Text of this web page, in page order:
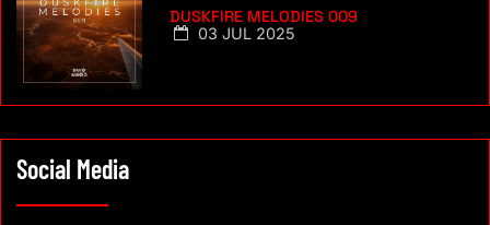
DUSKFIRE MELODIES 009
03 JUL 2025
Social Media